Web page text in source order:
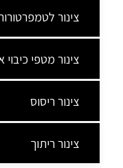
צינור
צינור מטפי כיבוי
צינור ריסוס
צינור ריתוך